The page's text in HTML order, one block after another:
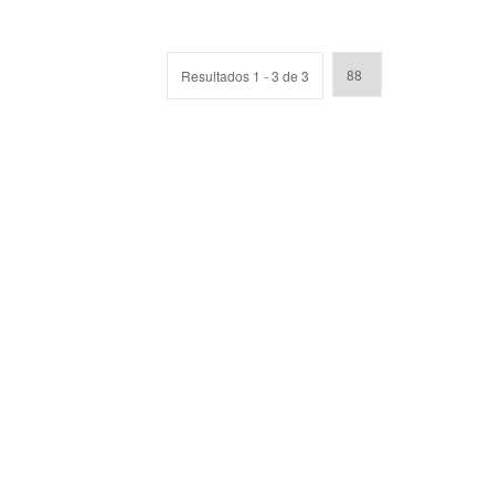
Resultados 1 - 3 de 3